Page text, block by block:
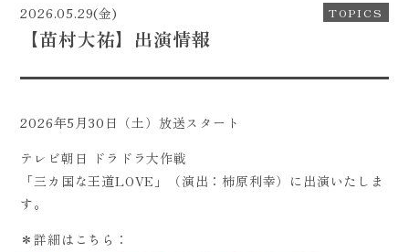
CONTACT
2026.05.29(金) TOPICS
【苗村大祐】出演情報
2026年5月30日（土）放送スタート
テレビ朝日 ドラドラ大作戦
「三カ国な王道LOVE」（演出：柿原利幸）に出演いたしま
す。
＊詳細はこちら：